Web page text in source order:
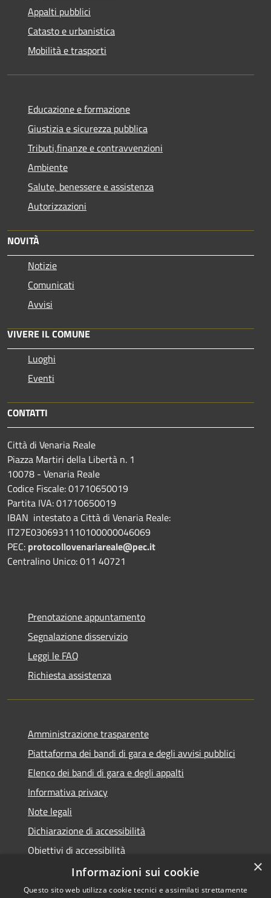
Appalti pubblici
Catasto e urbanistica
Mobilità e trasporti
Educazione e formazione
Giustizia e sicurezza pubblica
Tributi,finanze e contravvenzioni
Ambiente
Salute, benessere e assistenza
Autorizzazioni
NOVITÀ
Notizie
Comunicati
Avvisi
VIVERE IL COMUNE
Luoghi
Eventi
CONTATTI
Città di Venaria Reale
Piazza Martiri della Libertà n. 1
10078 - Venaria Reale
Codice Fiscale: 01710650019
Partita IVA: 01710650019
IBAN intestato a Città di Venaria Reale:
IT27E0306931110100000046069
PEC: protocollovenariareale@pec.it
Centralino Unico: 011 40721
Prenotazione appuntamento
Segnalazione disservizio
Leggi le FAQ
Richiesta assistenza
Amministrazione trasparente
Piattaforma dei bandi di gara e degli avvisi pubblici
Elenco dei bandi di gara e degli appalti
Informativa privacy
Note legali
Dichiarazione di accessibilità
Obiettivi di accessibilità
×
Informazioni sui cookie
Questo sito web utilizza cookie tecnici e assimilati strettamente